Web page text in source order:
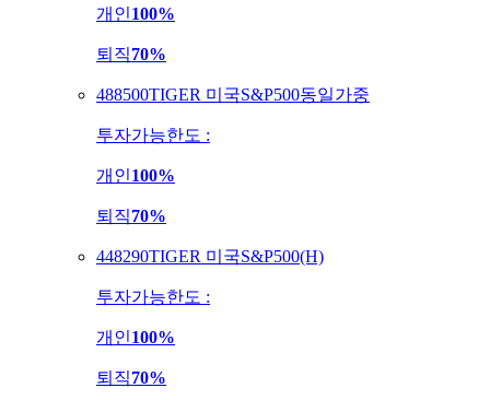
개인100%
퇴직70%
488500TIGER 미국S&P500동일가중
투자가능한도 :
개인100%
퇴직70%
448290TIGER 미국S&P500(H)
투자가능한도 :
개인100%
퇴직70%